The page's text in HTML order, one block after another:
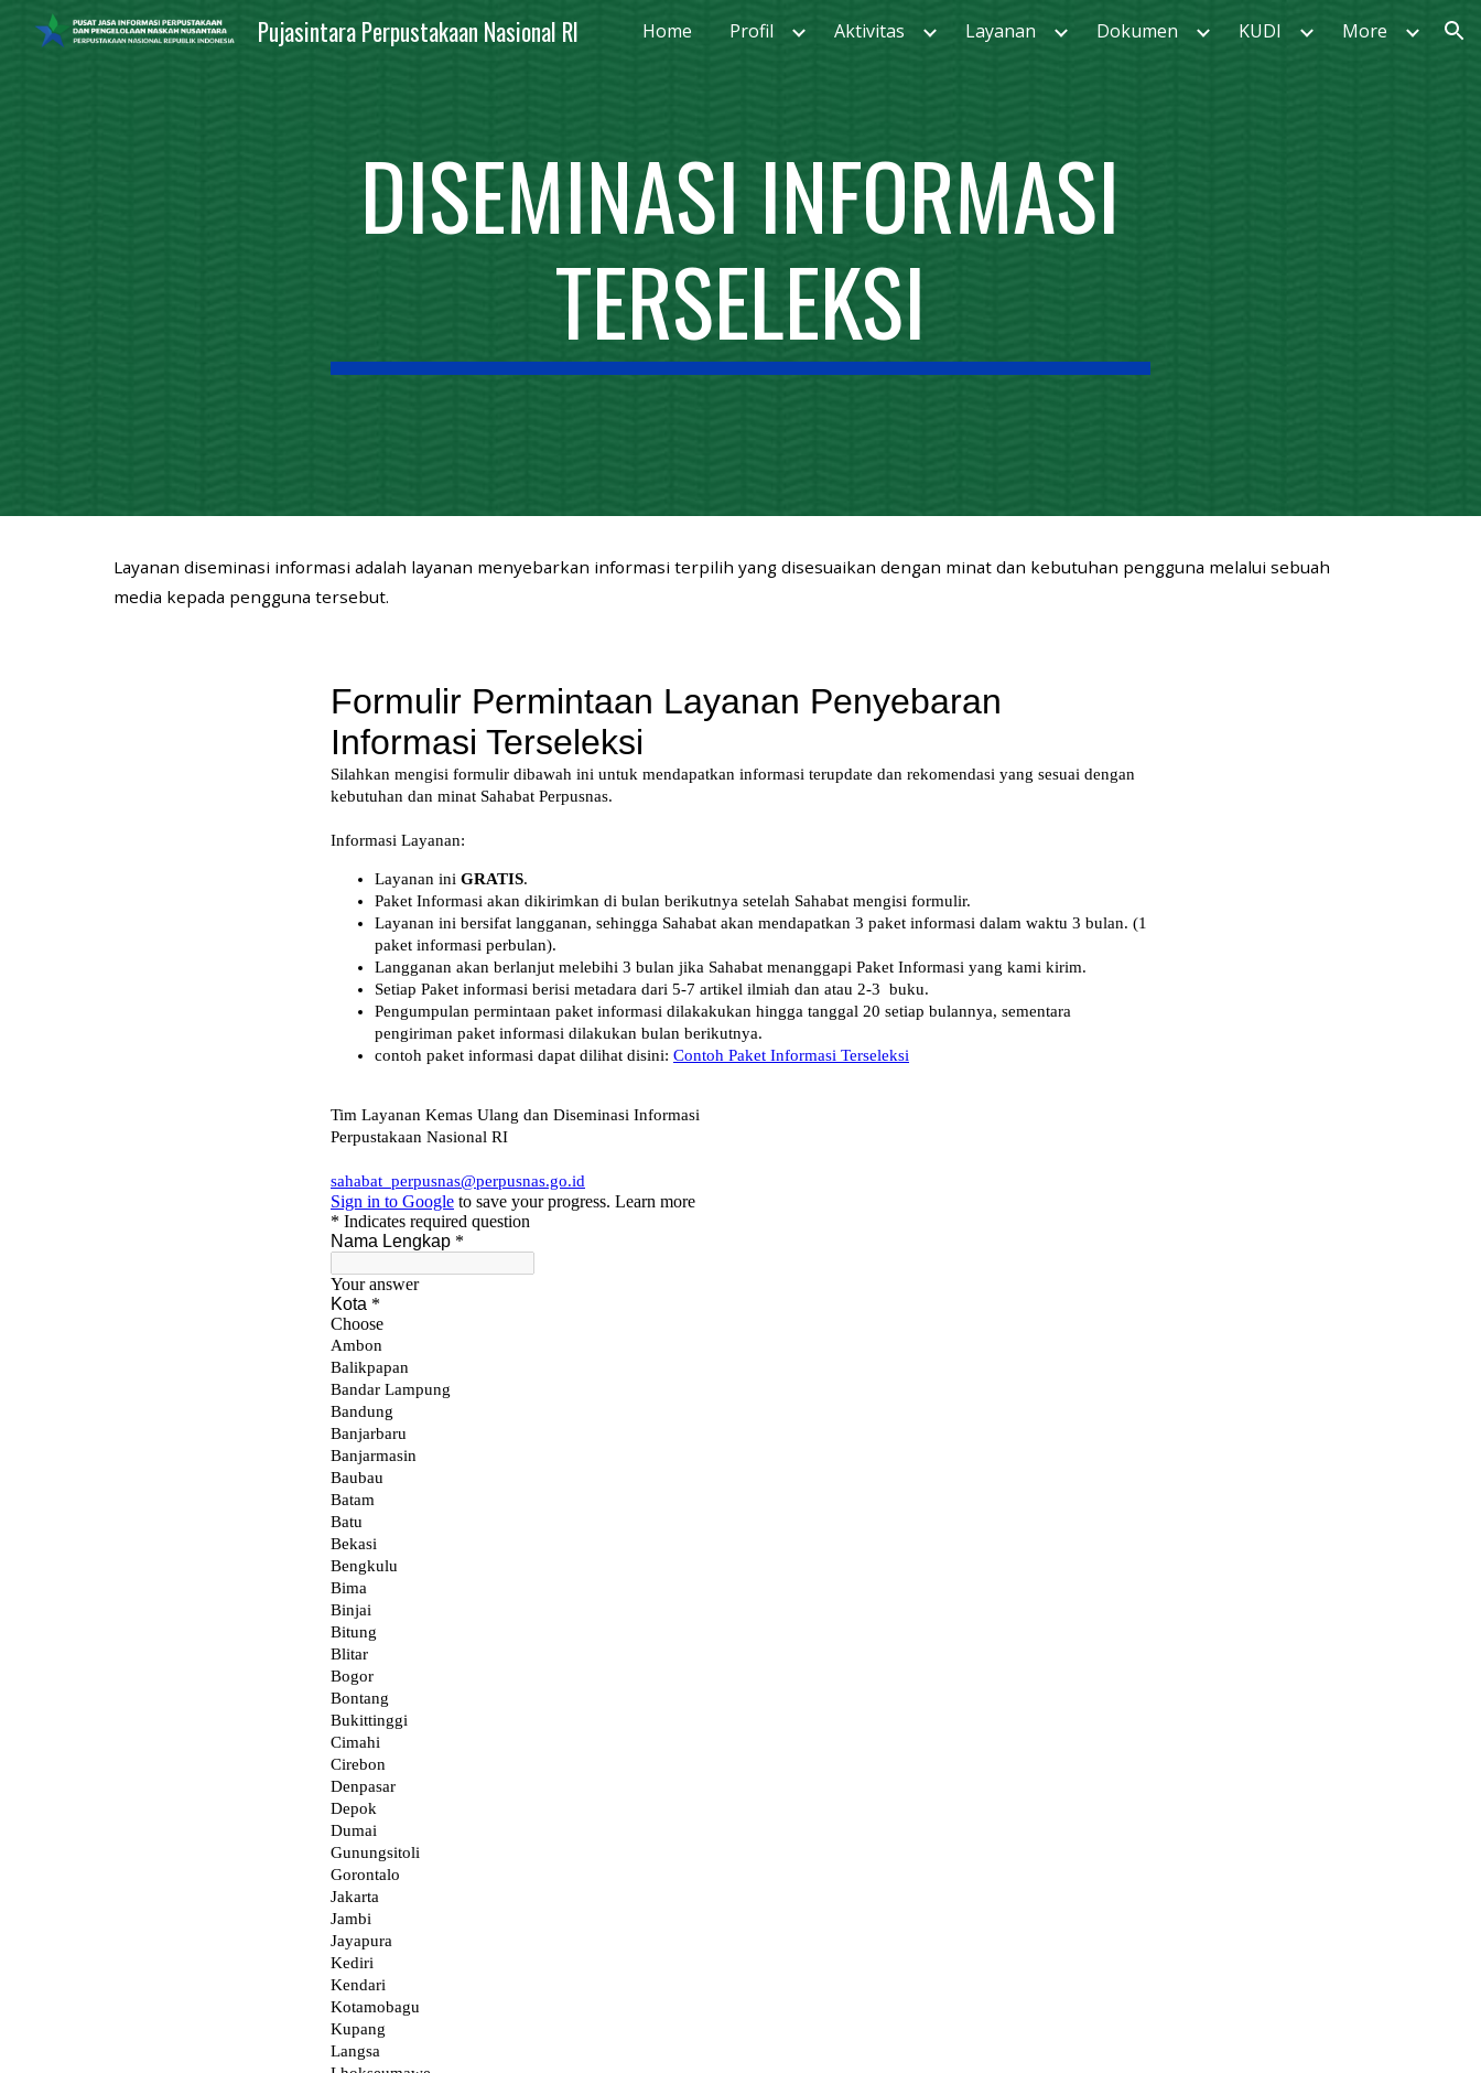
Skip to main content Skip to navigation
Pujasintara Perpustakaan Nasional RI Home Profil Aktivitas Layanan Dokumen KUDI More
DISEMINASI INFORMASI
TERSELEKSI
Layanan diseminasi informasi adalah layanan menyebarkan informasi terpilih yang disesuaikan dengan minat dan kebutuhan pengguna melalui sebuah
media kepada pengguna tersebut.